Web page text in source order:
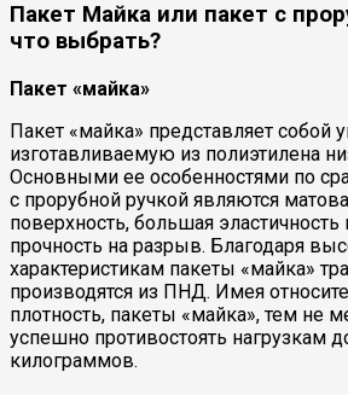
Пакет Майка или пакет с
что выбрать?
Пакет «майка»
Пакет «майка» представляет собой
изготавливаемую из полиэтилена
Основными ее особенностями по
с прорубной ручкой являются
поверхность, большая эластичность
прочность на разрыв. Благодаря
характеристикам пакеты «майка»
производятся из ПНД. Имея
плотность, пакеты «майка», тем не
успешно противостоять нагрузкам
килограммов.